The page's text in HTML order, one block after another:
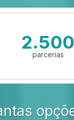
2.500
parcerias